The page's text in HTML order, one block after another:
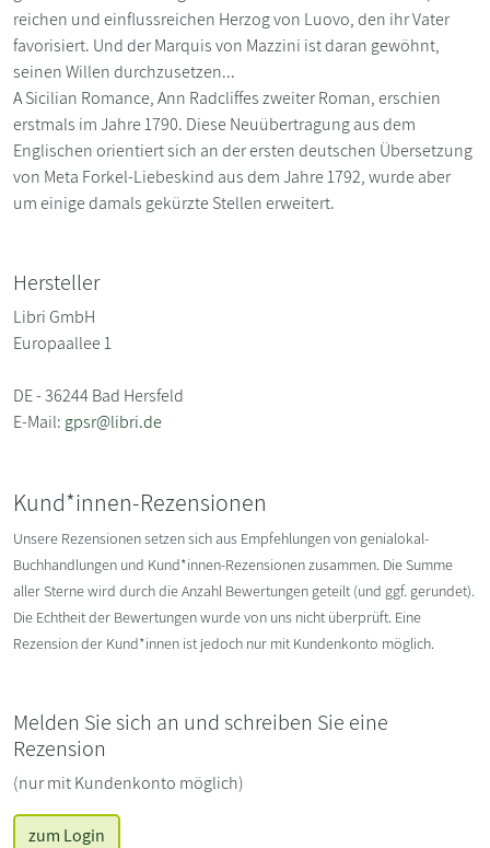
reichen und einflussreichen Herzog von Luovo, den ihr Vater
favorisiert. Und der Marquis von Mazzini ist daran gewöhnt,
seinen Willen durchzusetzen...
A Sicilian Romance, Ann Radcliffes zweiter Roman, erschien
erstmals im Jahre 1790. Diese Neuübertragung aus dem
Englischen orientiert sich an der ersten deutschen Übersetzung
von Meta Forkel-Liebeskind aus dem Jahre 1792, wurde aber
um einige damals gekürzte Stellen erweitert.
Hersteller
Libri GmbH
Europaallee 1
DE - 36244 Bad Hersfeld
E-Mail: gpsr@libri.de
Kund*innen-Rezensionen
Unsere Rezensionen setzen sich aus Empfehlungen von genialokal-
Buchhandlungen und Kund*innen-Rezensionen zusammen. Die Summe
aller Sterne wird durch die Anzahl Bewertungen geteilt (und ggf. gerundet).
Die Echtheit der Bewertungen wurde von uns nicht überprüft. Eine
Rezension der Kund*innen ist jedoch nur mit Kundenkonto möglich.
Melden Sie sich an und schreiben Sie eine
Rezension
(nur mit Kundenkonto möglich)
zum Login